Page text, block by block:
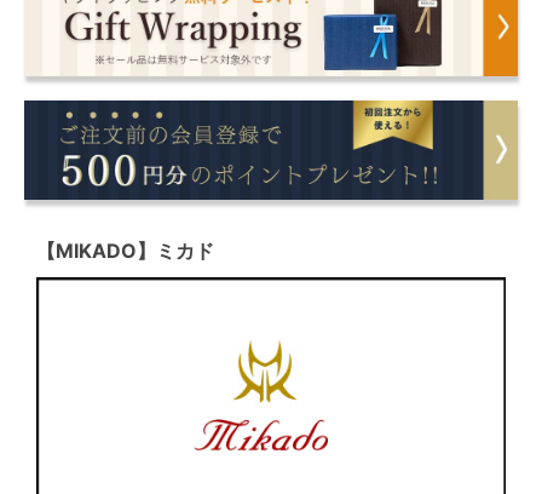
【MIKADO】ミカド